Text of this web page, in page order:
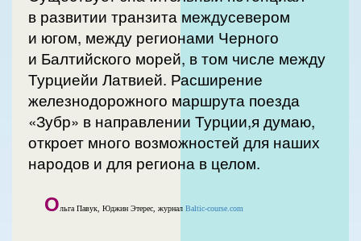
в развитии транзита междусевером
и югом, между регионами Черного
и Балтийского морей, в том числе между
Турциейи Латвией. Расширение
железнодорожного маршрута поезда
«Зубр» в направлении Турции,я думаю,
откроет много возможностей для наших
народов и для региона в целом.
Ольга Павук, Юджин Этерес, журнал Baltic-course.com